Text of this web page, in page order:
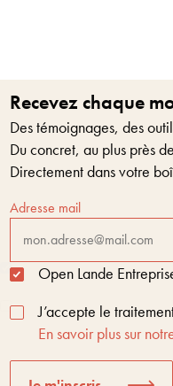
Recevez chaque
Des témoignages, des
Du concret, au plus près
Directement dans votre
Adresse mail
Open Lande
J’accepte le
En savoir plus sur